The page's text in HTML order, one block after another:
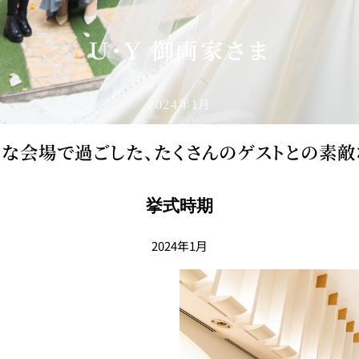
Ｕ・Ｙ 御両家さま
2024年1月
会場で過ごした、たくさんのゲストとの素
挙式時期
2024年1月